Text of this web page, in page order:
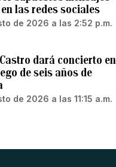
las redes sociales
de 2026 a las 2:52 p.m.
dará concierto en
de seis años de
de 2026 a las 11:15 a.m.